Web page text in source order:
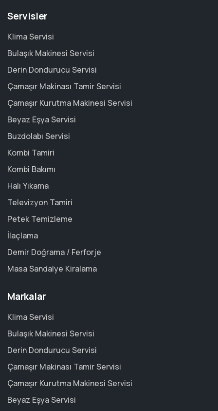
Servisler
Klima Servisi
Bulaşık Makinesi Servisi
Derin Dondurucu Servisi
Çamaşır Makinası Tamir Servisi
Çamaşır Kurutma Makinesi Servisi
Beyaz Eşya Servisi
Buzdolabı Servisi
Kombi Tamiri
Kombi Bakımı
Halı Yıkama
Televizyon Tamiri
Petek Temizleme
İlaçlama
Demir Doğrama / Ferforje
Masa Sandalye Kiralama
Markalar
Klima Servisi
Bulaşık Makinesi Servisi
Derin Dondurucu Servisi
Çamaşır Makinası Tamir Servisi
Çamaşır Kurutma Makinesi Servisi
Beyaz Eşya Servisi